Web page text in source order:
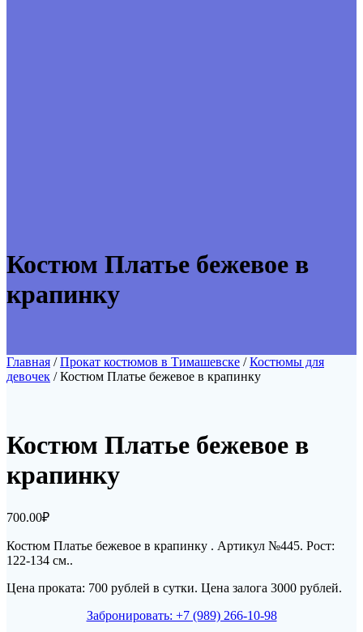
Костюм Платье бежевое в
крапинку
Главная /Прокат костюмов в Тимашевске /Костюмы для
девочек / Костюм Платье бежевое в крапинку
Костюм Платье бежевое в
крапинку
700.00₽
Костюм Платье бежевое в крапинку . Артикул №445. Рост:
122-134 см..
Цена проката: 700 рублей в сутки. Цена залога 3000 рублей.
Забронировать: +7 (989) 266-10-98